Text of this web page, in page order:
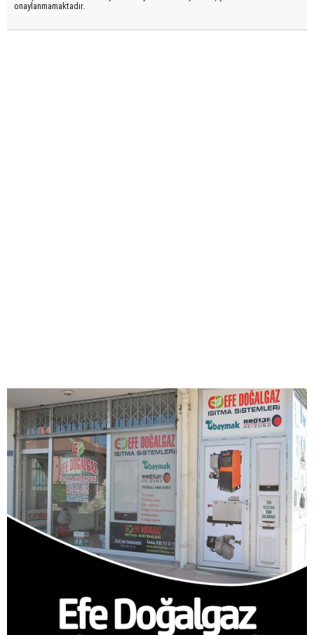
onaylanmamaktadır.